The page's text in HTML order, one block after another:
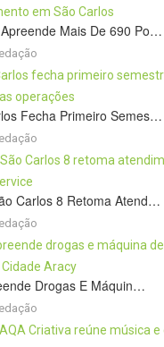
Mais De 690 Po…
Fecha Primeiro Semes…
Carlos 8 Retoma Atend…
Drogas E Máquin…